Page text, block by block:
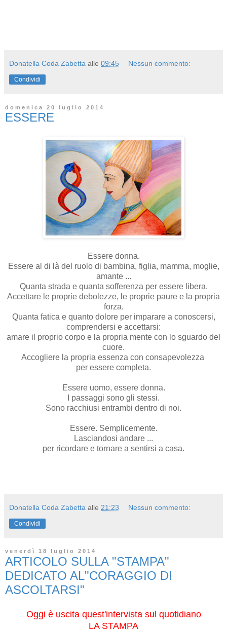
Donatella Coda Zabetta alle 09:45 Nessun commento:
Condividi
domenica 20 luglio 2014
ESSERE
Essere donna.
Essere al di là del ruolo di bambina, figlia, mamma, moglie,
amante ...
Quanta strada e quanta sofferenza per essere libera.
Accettare le proprie debolezze, le proprie paure e la propria
forza.
Quanta fatica e quanto dolore per imparare a conoscersi,
comprendersi e accettarsi:
amare il proprio corpo e la propria mente con lo sguardo del
cuore.
Accogliere la propria essenza con consapevolezza
per essere completa.
Essere uomo, essere donna.
I passaggi sono gli stessi.
Sono racchiusi entrambi dentro di noi.
Essere. Semplicemente.
Lasciandosi andare ...
per ricordare e tornare a sentirsi a casa.
Donatella Coda Zabetta alle 21:23 Nessun commento:
Condividi
venerdì 18 luglio 2014
ARTICOLO SULLA "STAMPA"
DEDICATO AL"CORAGGIO DI
ASCOLTARSI"
Oggi è uscita quest'intervista sul quotidiano
LA STAMPA